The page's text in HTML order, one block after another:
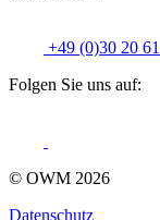
+49 (0)30 20
Folgen Sie uns auf:
© OWM 2026
Datenschutz